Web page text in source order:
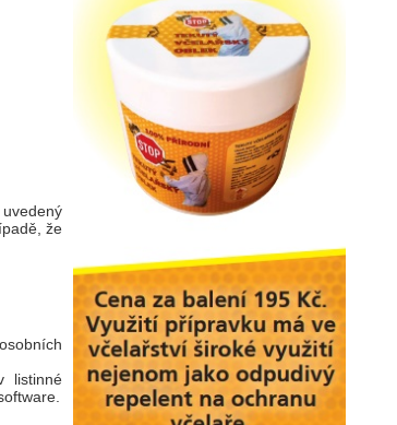
že
listinné